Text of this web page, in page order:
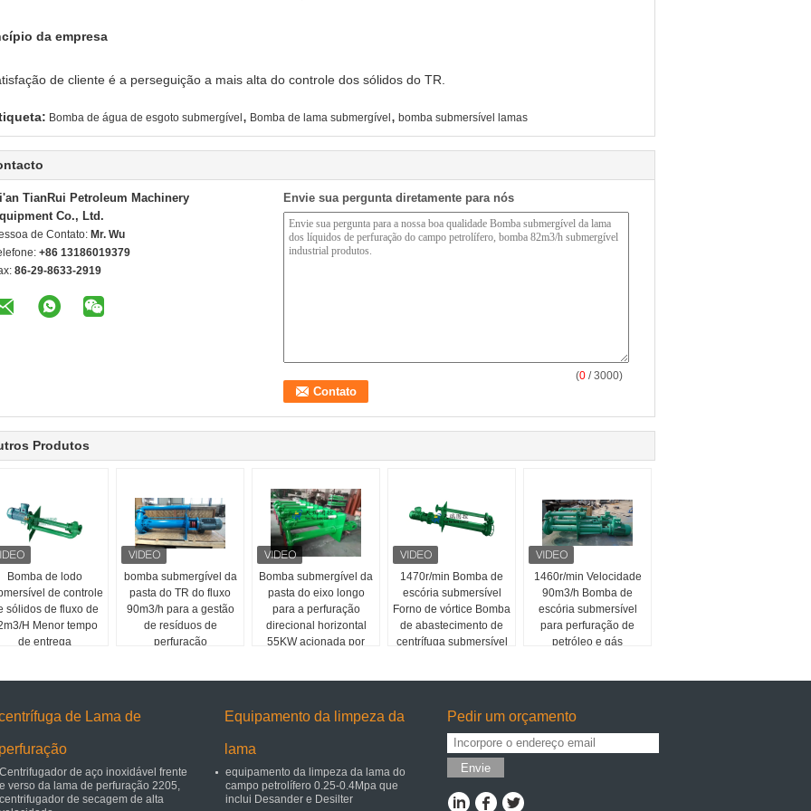
da empresa
de cliente é a perseguição a mais alta do controle dos sólidos do TR.
Bomba de água de esgoto submergível , Bomba de lama submergível , bomba submersível lamas
TianRui Petroleum Machinery
Co., Ltd.
de Contato: Mr. Wu
+86 13186019379
86-29-8633-2919
Envie sua pergunta diretamente para nós
(0 / 3000)
Produtos
Bomba de lodo
de controle
sólidos de fluxo de
H Menor tempo
de entrega
bomba submergível da
pasta do TR do fluxo
90m3/h para a gestão
de resíduos de
perfuração
Bomba submergível da
pasta do eixo longo
para a perfuração
direcional horizontal
55KW acionada por
1470r/min Bomba de
escória submersível
Forno de vórtice Bomba
de abastecimento de
centrífuga submersível
1460r/min Velocidade
90m3/h Bomba de
escória submersível
para perfuração de
petróleo e gás
de Lama de
perfuração
Centrifugador de aço inoxidável frente
e verso da lama de perfuração 2205,
centrifugador de secagem de alta
Equipamento da limpeza da
lama
equipamento da limpeza da lama do
campo petrolífero 0.25-0.4Mpa que
inclui Desander e Desilter
Pedir um orçamento
Envie